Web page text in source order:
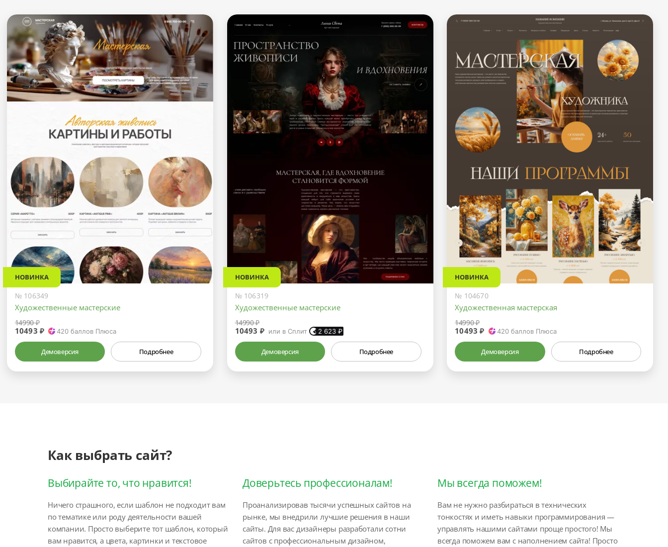
НОВИНКА
№ 106349
Художественные мастерские
14990 ₽
10493 ₽ 420 баллов Плюса
Демоверсия Подробнее
НОВИНКА
№ 106319
Художественные мастерские
14990 ₽
10493 ₽ или в Сплит 2 623₽
Демоверсия Подробнее
НОВИНКА
№ 104670
Художественная мастерская
14990 ₽
10493 ₽ 420баллов Плюса
Демоверсия Подробнее
Как выбрать сайт?
Выбирайте то, что нравится!
Ничего страшного, если шаблон не подходит вам
по тематике или роду деятельности вашей
компании. Просто выберите тот шаблон, который
вам нравится, а цвета, картинки и текстовое
Доверьтесь профессионалам!
Проанализировав тысячи успешных сайтов на
рынке, мы внедрили лучшие решения в наши
сайты. Для вас дизайнеры разработали сотни
сайтов с профессиональным дизайном,
Мы всегда поможем!
Вам не нужно разбираться в технических
тонкостях и иметь навыки программирования —
управлять нашими сайтами проще простого! Мы
всегда поможем вам с наполнением сайта! Просто